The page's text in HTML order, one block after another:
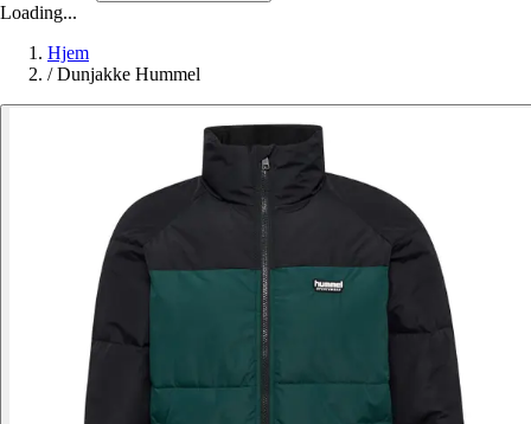
Loading...
Hjem
/ Dunjakke Hummel